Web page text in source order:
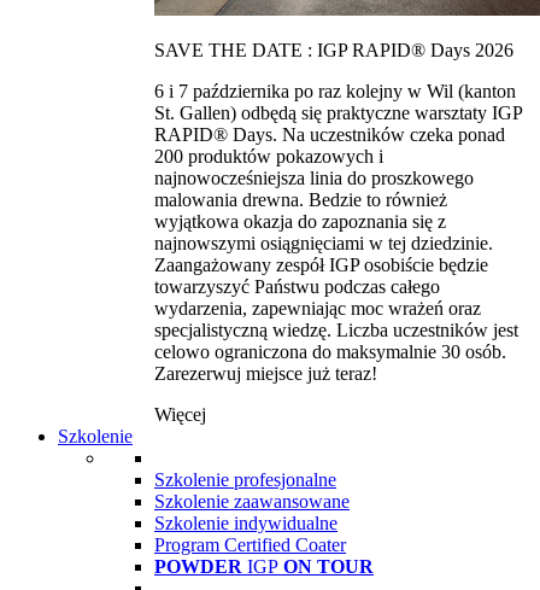
SAVE THE DATE : IGP RAPID® Days 2026
6 i 7 października po raz kolejny w Wil (kanton
St. Gallen) odbędą się praktyczne warsztaty IGP
RAPID® Days. Na uczestników czeka ponad
200 produktów pokazowych i
najnowocześniejsza linia do proszkowego
malowania drewna. Bedzie to również
wyjątkowa okazja do zapoznania się z
najnowszymi osiągnięciami w tej dziedzinie.
Zaangażowany zespół IGP osobiście będzie
towarzyszyć Państwu podczas całego
wydarzenia, zapewniając moc wrażeń oraz
specjalistyczną wiedzę. Liczba uczestników jest
celowo ograniczona do maksymalnie 30 osób.
Zarezerwuj miejsce już teraz!
Więcej
Szkolenie
Szkolenie profesjonalne
Szkolenie zaawansowane
Szkolenie indywidualne
Program Certified Coater
POWDER IGP ON TOUR